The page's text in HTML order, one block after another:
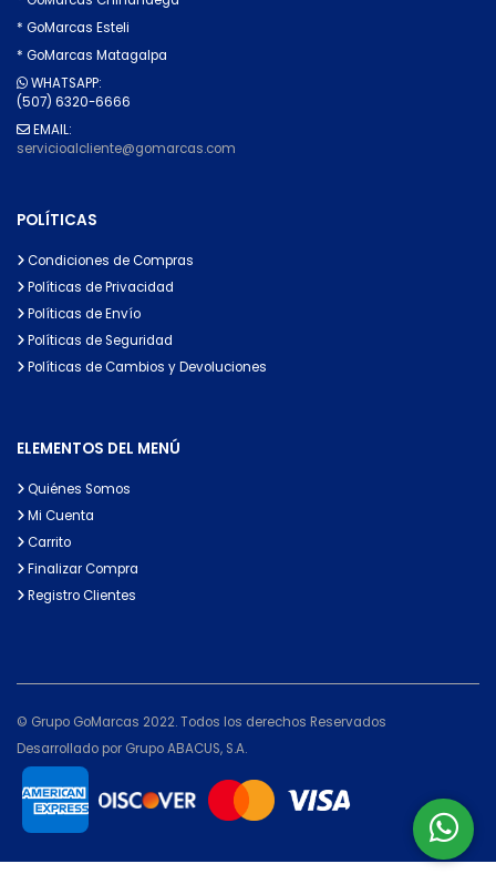
* GoMarcas Esteli
* GoMarcas Matagalpa
WHATSAPP:
(507) 6320-6666
EMAIL:
servicioalcliente@gomarcas.com
POLÍTICAS
Condiciones de Compras
Políticas de Privacidad
Políticas de Envío
Políticas de Seguridad
Políticas de Cambios y Devoluciones
ELEMENTOS DEL MENÚ
Quiénes Somos
Mi Cuenta
Carrito
Finalizar Compra
Registro Clientes
© Grupo GoMarcas 2022. Todos los derechos Reservados
Desarrollado por Grupo ABACUS, S.A.